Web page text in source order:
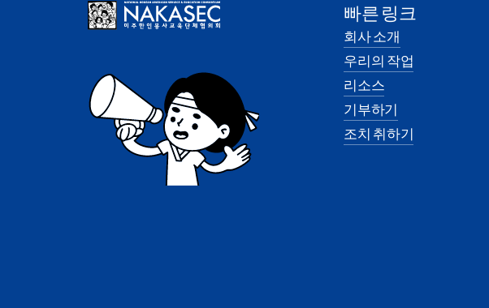
빠른 링크
회사 소개
우리의 작업
리소스
기부하기
조치 취하기